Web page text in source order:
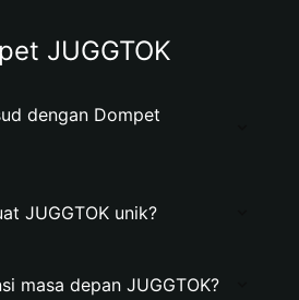
JUGGTOK
dengan Dompet
JUGGTOK unik?
masa depan JUGGTOK?